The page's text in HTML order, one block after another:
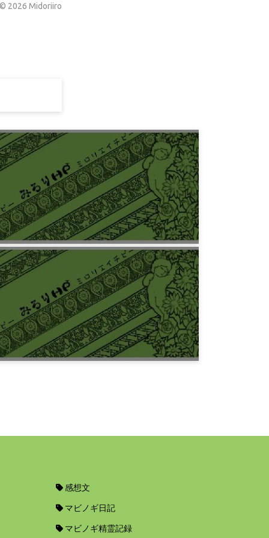
© 2026 Midoriiro
プログラミング
みろりHP v3.8
6年前
感想文
マビノギ日記
マビノギ精霊記録